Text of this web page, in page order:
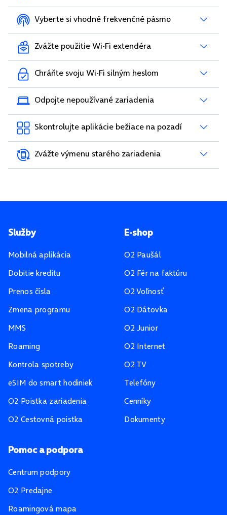
Vyberte si vhodné frekvenčné pásmo
Zvážte použitie Wi-Fi extendéra
Chráňte svoju Wi-Fi silným heslom
Odpojte nepoužívané zariadenia
Skontrolujte aplikácie bežiace na pozadí
Zvážte výmenu starého zariadenia
Pätička stránky
Služby
Mobilná aplikácia
Dobitie kreditu
Prenos čísla
Zmena programu
MMS
Roaming
Kontrola spotreby
eSIM do smart hodiniek
O2 Poistka zariadenia
O2 Cestovná poistka
E-shop
O2 Paušál
O2 Fér na faktúru
O2 Voľnosť
O2 Dátovka
O2 Junior
O2 Internet
O2 TV
Telefóny
Cenníky
Dokumenty
Pomoc a podpora
Centrum podpory
O2 Predajne
Roamingová mapa